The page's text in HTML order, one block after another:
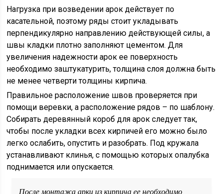
Нагрузка при возведении арок действует по
касательной, поэтому ряды стоит укладывать
перпендикулярно направлению действующей силы, а
швы кладки плотно заполняют цементом. Для
увеличения надежности арок ее поверхность
необходимо заштукатурить, толщина слоя должна быть
не менее четверти толщины кирпича.
Правильное расположение швов проверяется при
помощи веревки, а расположение рядов – по шаблону.
Собирать деревянный короб для арок следует так,
чтобы после укладки всех кирпичей его можно было
легко ослабить, опустить и разобрать. Под кружала
устанавливают клинья, с помощью которых опалубка
поднимается или опускается.
После монтажа арки из кирпича ее необходимо